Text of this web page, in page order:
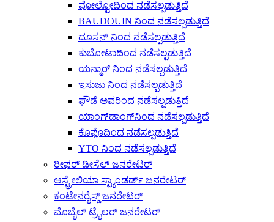
ವೋಲ್ವೋದಿಂದ ನಡೆಸಲ್ಪಡುತ್ತಿದೆ
BAUDOUIN ನಿಂದ ನಡೆಸಲ್ಪಡುತ್ತಿದೆ
ದೂಸನ್ ನಿಂದ ನಡೆಸಲ್ಪಡುತ್ತಿದೆ
ಕುಬೋಟಾದಿಂದ ನಡೆಸಲ್ಪಡುತ್ತಿದೆ
ಯನ್ಮಾರ್ ನಿಂದ ನಡೆಸಲ್ಪಡುತ್ತಿದೆ
ಇಸುಜು ನಿಂದ ನಡೆಸಲ್ಪಡುತ್ತಿದೆ
ಫೌಡೆ ಅವರಿಂದ ನಡೆಸಲ್ಪಡುತ್ತಿದೆ
ಯಾಂಗ್‌ಡಾಂಗ್‌ನಿಂದ ನಡೆಸಲ್ಪಡುತ್ತಿದೆ
ಕೊಫೊದಿಂದ ನಡೆಸಲ್ಪಡುತ್ತಿದೆ
YTO ನಿಂದ ನಡೆಸಲ್ಪಡುತ್ತಿದೆ
ರೀಫರ್ ಡೀಸೆಲ್ ಜನರೇಟರ್
ಆಸ್ಟ್ರೇಲಿಯಾ ಸ್ಟ್ಯಾಂಡರ್ಡ್ ಜನರೇಟರ್
ಕಂಟೇನರೈಸ್ಡ್ ಜನರೇಟರ್
ಮೊಬೈಲ್ ಟ್ರೈಲರ್ ಜನರೇಟರ್